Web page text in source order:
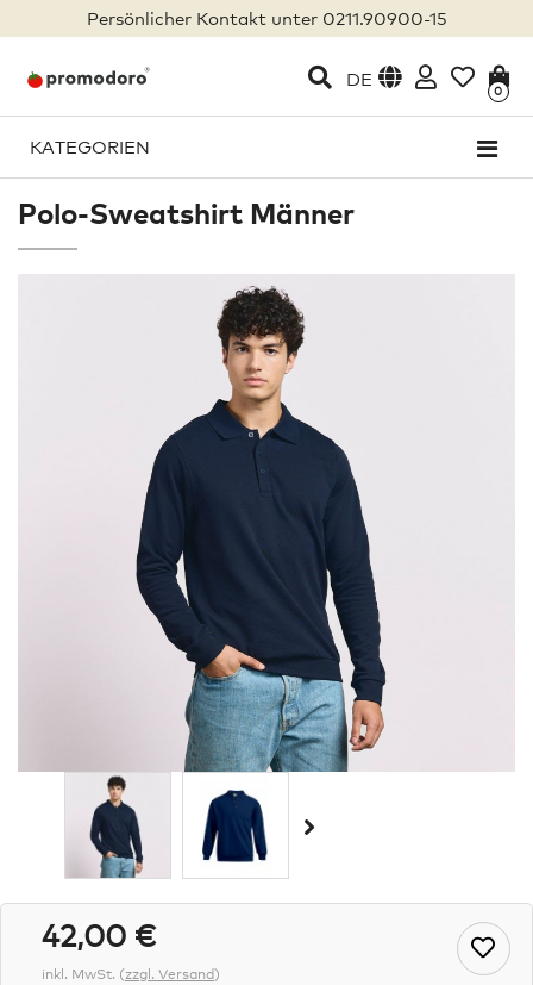
Persönlicher Kontakt unter 0211.90900-15
DE
0
KATEGORIEN
Polo-Sweatshirt Männer
42,00 €
inkl. MwSt. (zzgl. Versand)